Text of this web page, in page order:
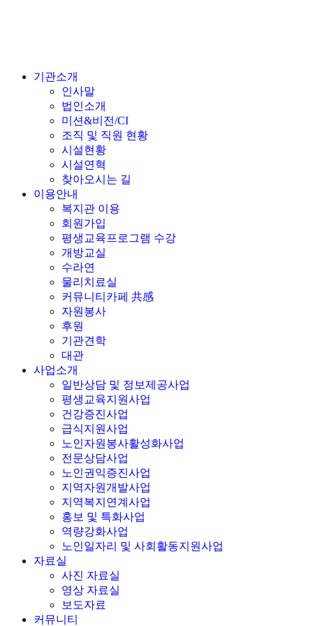
미션&비전/CI
조직 및 직원 현황
시설현황
시설연혁
찾아오시는 길
이용안내
복지관 이용
회원가입
평생교육프로그램 수강
개방교실
수라연
물리치료실
커뮤니티카페 共感
자원봉사
후원
기관견학
대관
사업소개
일반상담 및 정보제공사업
평생교육지원사업
건강증진사업
급식지원사업
노인자원봉사활성화사업
전문상담사업
노인권익증진사업
지역자원개발사업
지역복지연계사업
홍보 및 특화사업
역량강화사업
노인일자리 및 사회활동지원사업
자료실
사진 자료실
영상 자료실
보도자료
커뮤니티
공지사항
월간 일정표
월간 식단표